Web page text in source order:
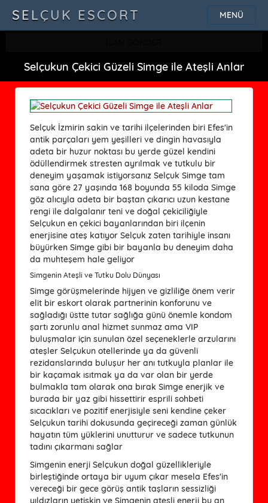
MENÜ
SELÇUK ESCORT
Selçukun Çekici Güzeli Simge ile Ateşli Anlar
Selçuk İzmirin sakin ve tarihi ilçelerinden biri Efes'in
antik parçaları yem yeşilleri ve dingin havasıyla
adeta bir huzur noktası bu yerde güzel kendini
ödüllendirmek stresten ayrılmak ve tutkulu bir
deneyim yaşamak istiyorsanız Selçuk Simge tam
sana göre 27 yaşında 168 boyunda 55 kiloda Simge
göz alıcıyla adeta bir baştan çıkarıcı uzun kestane
rengi ile dalgalanır teni ve doğal çekiciliğiyle
Selçukun en çekici bayanlarından biri ilçenin
enerjisine ateş katıyor Selçuk zaten tarihiyle insanı
büyürken Simge gibi bir bayanla bu deneyim daha
da muhteşem hale geliyor
Simgenin Ateşli ve Tutku Dolu Dünyası
Simge görüşmelerinde hijyen ve gizliliğe önem verir
elit bir eskort olarak partnerinin konforunu ve
sağladığı üstte tutar sağlığa günü önemle kondom
şartı zorunlu anal hizmet sunmaz ama VIP
buluşmalar için sunulan özel seçeneklerle arzularını
ateşler Selçukun otellerinde ya da güvenli
rezidanslarında buluşur her anı tutkuyla planlar ile
bir kaçamak ısıtmak ya da var olan bir yerde
bulmakla tam olarak ona bırak Simge enerjik ve
burada bir yaz gibi hissettirir esprili sohbeti
sıcacıkları ve pozitif enerjisiyle seni kendine çeker
Selçukun tarihi dokusunda geçireceği zaman günlük
hayatın tüm yüklerini unutturur ve sadece tutkunun
tadını çıkarmanı sağlar
Simgenin enerji Selçukun doğal güzellikleriyle
birleştiğinde ortaya bir uyum çıkar mesela Efes'in
vereceği bir gece görüş antik taşların sessizliği
yıldızların yetişkin ve Simgenin ateşli enerji bu an